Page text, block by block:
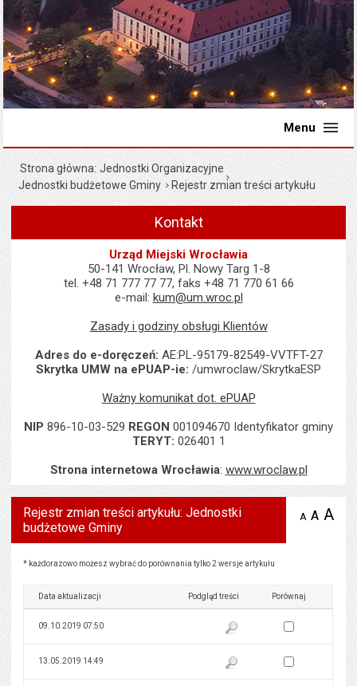
Menu
Strona główna Jednostki Organizacyjne
Jednostki budżetowe Gminy
Rejestr zmian treści artykułu
Kontakt
Urząd Miejski Wrocławia
50-141 Wrocław, Pl. Nowy Targ 1-8
tel. +48 71 777 77 77, faks +48 71 770 61 66
e-mail: kum@um.wroc.pl
Zasady i godziny obsługi Klientów
Adres do e-doręczeń: AE:PL-95179-82549-VVTFT-27
Skrytka UMW na ePUAP-ie: /umwroclaw/SkrytkaESP
Ważny komunikat dot. ePUAP
NIP 896-10-03-529 REGON 001094670 Identyfikator gminy
TERYT: 026401 1
Strona internetowa Wrocławia: www.wroclaw.pl
Rejestr zmian treści artykułu: Jednostki
budżetowe Gminy
A zmniejsz
A A
Rejestr zmian treści artykułu: Jednostki budżetowe Gminy
* każdorazowo możesz wybrać do porównania tylko 2 wersje artykułu
Data aktualizacji Podgląd treści Porównaj
09.10.2019 07:50 Pokaż podgląd wersji z dnia
Zaznacz wersję do
13.05.2019 14:49 Pokaż podgląd wersji z dnia
Zaznacz wersję do